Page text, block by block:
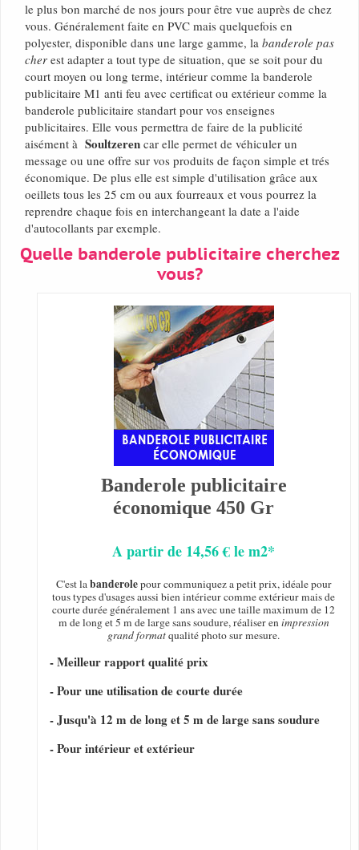
le plus bon marché de nos jours pour être vue auprès de chez
vous. Généralement faite en PVC mais quelquefois en
polyester, disponible dans une large gamme, la banderole pas
cher est adapter a tout type de situation, que se soit pour du
court moyen ou long terme, intérieur comme la banderole
publicitaire M1 anti feu avec certificat ou extérieur comme la
banderole publicitaire standart pour vos enseignes
publicitaires. Elle vous permettra de faire de la publicité
aisément à Soultzeren car elle permet de véhiculer un
message ou une offre sur vos produits de façon simple et trés
économique. De plus elle est simple d'utilisation grâce aux
oeillets tous les 25 cm ou aux fourreaux et vous pourrez la
reprendre chaque fois en interchangeant la date a l'aide
d'autocollants par exemple.
Quelle banderole publicitaire cherchez
vous?
Banderole publicitaire
économique 450 Gr
A partir de 14,56 € le m2*
C'est labanderolepour communiquez a petit prix, idéale pour
tous types d'usages aussi bien intérieur comme extérieur mais de
courte durée généralement 1 ans avec une taille maximum de 12
m de long et 5 m de large sans soudure, réaliser enimpression
grand formatqualité photo sur mesure.
- Meilleur rapport qualité prix
- Pour une utilisation de courte durée
- Jusqu'à 12 m de long et 5 m de large sans soudure
- Pour intérieur et extérieur